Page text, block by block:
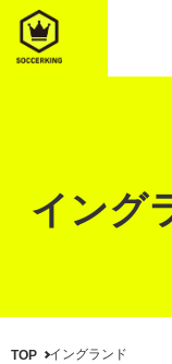
イング
TOP イングランド